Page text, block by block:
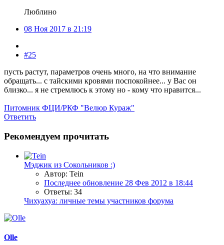
Люблино
08 Ноя 2017 в 21:19
#25
пусть растут, параметров очень много, на что внимание
обращать... с тайскими кровями поспокойнее... у Вас он
близко... я не стремлюсь к этому но - кому что нравится...
Питомник ФЦИ/РКФ "Велюр Кураж"
Ответить
Рекомендуем прочитать
Мэджик из Сокольников :)
Автор: Tein
Последнее обновление 28 Фев 2012 в 18:44
Ответы: 34
Чихуахуа: личные темы участников форума
Olle